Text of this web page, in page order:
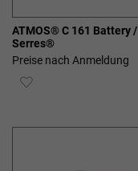
ATMOS® C 161 Battery /
Serres®
Preise nach Anmeldung
ZUR